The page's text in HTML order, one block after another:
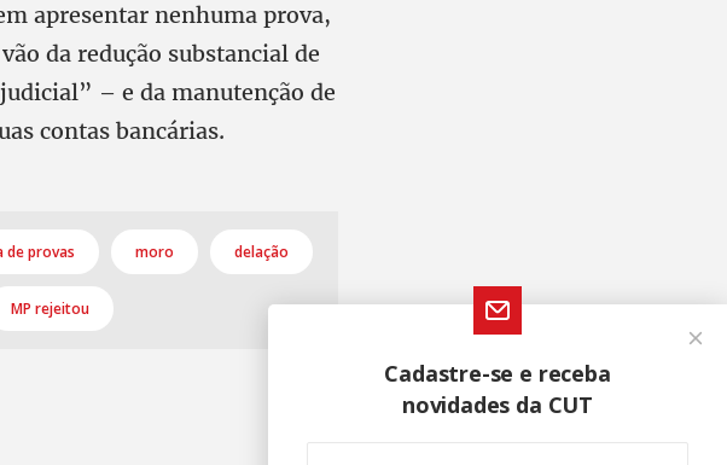
apresentar nenhuma prova,
da redução substancial de
– e da manutenção de
contas bancárias.
de provas moro delação
MP rejeitou
Cadastre-se e receba
novidades da CUT